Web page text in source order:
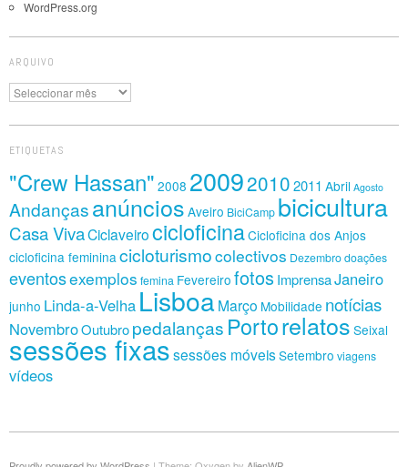
WordPress.org
ARQUIVO
Arquivo
ETIQUETAS
"Crew Hassan" 2008 200920102011 Abril Agosto
Andançasanúncios Aveiro BiciCamp bicicultura
Casa VivaCiclaveirocicloficinaCicloficina dos Anjos
cicloficina feminina cicloturismocolectivos Dezembrodoações
eventosexemplos femina Fevereiro fotos ImprensaJaneiro
junho Linda-a-Velha LisboaMarço Mobilidade notícias
NovembroOutubropedalanças Portorelatos Seixal
sessões fixassessões móveisSetembro viagens
vídeos